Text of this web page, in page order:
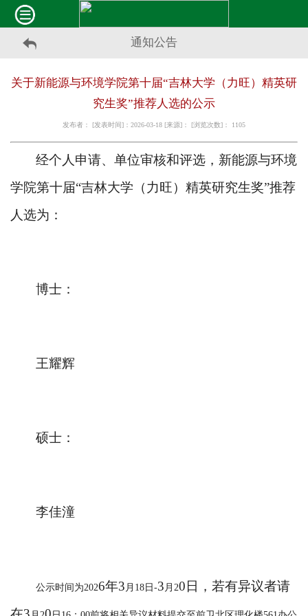
通知公告
关于新能源与环境学院第十届“吉林大学（力旺）精英研
究生奖”推荐人选的公示
发布者： [发表时间]：2026-03-18 [来源]： [浏览次数]： 1105
经个人申请、单位审核和评选，新能源与环境
学院第十届“吉林大学（力旺）精英研究生奖”推荐
人选为 ：
博士 ：
王耀辉
硕士 ：
李佳潼
公示时间为2026年3 月 18日-3 月 20 日，若有异议者请